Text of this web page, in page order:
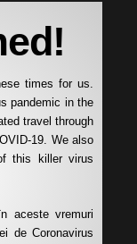
times for us.
pandemic in the
travel through
19. We also
this killer virus
aceste vremuri
de Coronavirus